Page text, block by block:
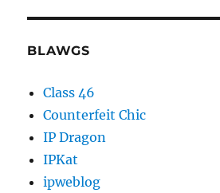
BLAWGS
Class 46
Counterfeit Chic
IP Dragon
IPKat
ipweblog